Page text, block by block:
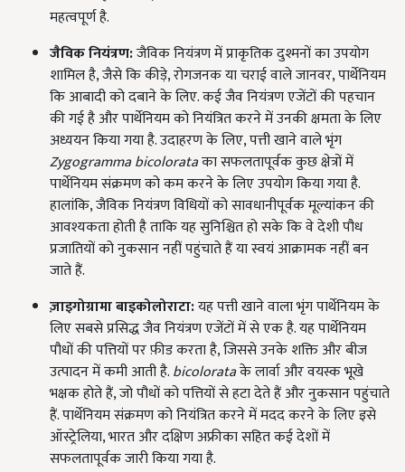
महत्वपूर्ण है.
जैविक नियंत्रण:जैविक नियंत्रण में प्राकृतिक दुश्मनों का उपयोग
शामिल है, जैसे कि कीड़े, रोगजनक या चराई वाले जानवर, पार्थेनियम
कि आबादी को दबाने के लिए. कई जैव नियंत्रण एजेंटों की पहचान
की गई है और पार्थेनियम को नियंत्रित करने में उनकी क्षमता के लिए
अध्ययन किया गया है. उदाहरण के लिए, पत्ती खाने वाले भृंग
Zygogramma bicolorataका सफलतापूर्वक कुछ क्षेत्रों में
पार्थेनियम संक्रमण को कम करने के लिए उपयोग किया गया है.
हालांकि, जैविक नियंत्रण विधियों को सावधानीपूर्वक मूल्यांकन की
आवश्यकता होती है ताकि यह सुनिश्चित हो सके कि वे देशी पौध
प्रजातियों को नुकसान नहीं पहुंचाते हैं या स्वयं आक्रामक नहीं बन
जाते हैं.
ज़ाइगोग्रामा बाइकोलोराटा:यह पत्ती खाने वाला भृंग पार्थेनियम के
लिए सबसे प्रसिद्ध जैव नियंत्रण एजेंटों में से एक है. यह पार्थेनियम
पौधों की पत्तियों पर फ़ीड करता है, जिससे उनके शक्ति और बीज
उत्पादन में कमी आती है.bicolorataके लार्वा और वयस्क भूखे
भक्षक होते हैं, जो पौधों को पत्तियों से हटा देते हैं और नुकसान पहुंचाते
हैं. पार्थेनियम संक्रमण को नियंत्रित करने में मदद करने के लिए इसे
ऑस्ट्रेलिया, भारत और दक्षिण अफ्रीका सहित कई देशों में
सफलतापूर्वक जारी किया गया है.